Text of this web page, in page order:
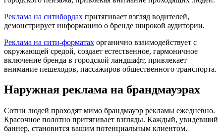
Реклама на ситибордах притягивает взгляд водителей,
демонстрирует информацию о бренде широкой аудитории.
Реклама на сити-форматах органично взаимодействует с
окружающей средой, создает естественное, гармоничное
включение бренда в городской ландшафт, привлекает
внимание пешеходов, пассажиров общественного транспорта.
Наружная реклама на брандмауэрах
Сотни людей проходят мимо брандмауэр рекламы ежедневно.
Красочное полотно притягивает взгляды. Каждый, увидевший
баннер, становится вашим потенциальным клиентом.